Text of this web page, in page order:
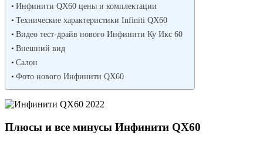
Инфинити QX60 цены и комплектации
Технические характеристики Infiniti QX60
Видео тест-драйв нового Инфинити Ку Икс 60
Внешний вид
Салон
Фото нового Инфинити QX60
Плюсы и все минусы Инфинити QX60